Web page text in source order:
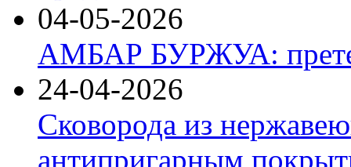
04-05-2026
АМБАР БУРЖУА:
24-04-2026
Сковорода из
антипригарным